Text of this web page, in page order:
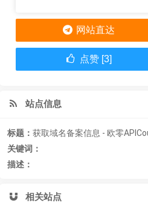
网站直达
点赞 [3]
站点信息
标题： 获取域名备案信息 - 欧零
关键词：
描述：
相关站点